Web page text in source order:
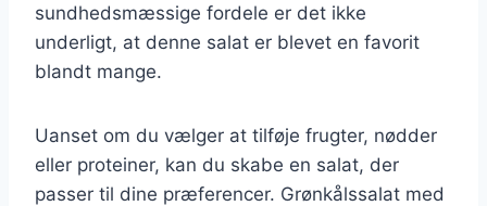
sundhedsmæssige fordele er det ikke
underligt, at denne salat er blevet en favorit
blandt mange.
Uanset om du vælger at tilføje frugter, nødder
eller proteiner, kan du skabe en salat, der
passer til dine præferencer. Grønkålssalat med